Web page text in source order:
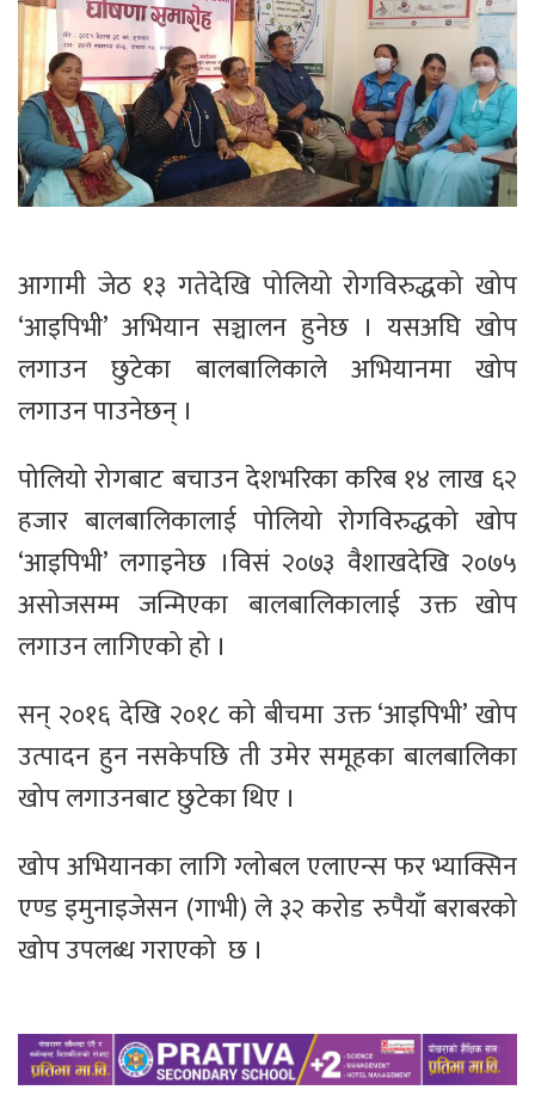
आगामी जेठ १३ गतेदेखि पोलियो रोगविरुद्धको खोप
‘आइपिभी’ अभियान सञ्चालन हुनेछ । यसअघि खोप
लगाउन छुटेका बालबालिकाले अभियानमा खोप
लगाउन पाउनेछन् ।
पोलियो रोगबाट बचाउन देशभरिका करिब १४ लाख ६२
हजार बालबालिकालाई पोलियो रोगविरुद्धको खोप
‘आइपिभी’ लगाइनेछ ।विसं २०७३ वैशाखदेखि २०७५
असोजसम्म जन्मिएका बालबालिकालाई उक्त खोप
लगाउन लागिएको हो ।
सन् २०१६ देखि २०१८ को बीचमा उक्त ‘आइपिभी’ खोप
उत्पादन हुन नसकेपछि ती उमेर समूहका बालबालिका
खोप लगाउनबाट छुटेका थिए ।
खोप अभियानका लागि ग्लोबल एलाएन्स फर भ्याक्सिन
एण्ड इमुनाइजेसन (गाभी) ले ३२ करोड रुपैयाँ बराबरको
खोप उपलब्ध गराएको छ ।